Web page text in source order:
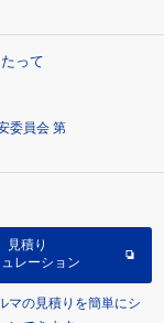
って
委員会 第
見積り
レーション
マの見積りを簡単にシ